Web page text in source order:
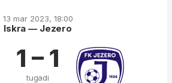
13 mar 2023, 18:00
Iskra — Jezero
1 – 1
tugadi